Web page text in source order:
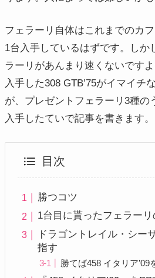
フェラーリ自体はこれまでのカ
1台入手しているはずです。しか
ラーリがあんまり速くないです
入手した308 GTB’75がイマイチ
が、プレゼントフェラーリ3種の
入手したていで記事を書きます。
目次
勝つコツ
1台目に貰ったフェラー
ドラゴントレイル・シー
指す
勝てば458 イタリア’09